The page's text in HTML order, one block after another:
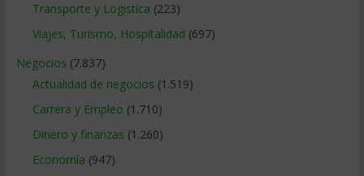
Transporte y Logistica (223)
Viajes, Turismo, Hospitalidad (697)
Negocios (7.837)
Actualidad de negocios (1.519)
Carrera y Empleo (1.710)
Dinero y finanzas (1.260)
Economía (947)